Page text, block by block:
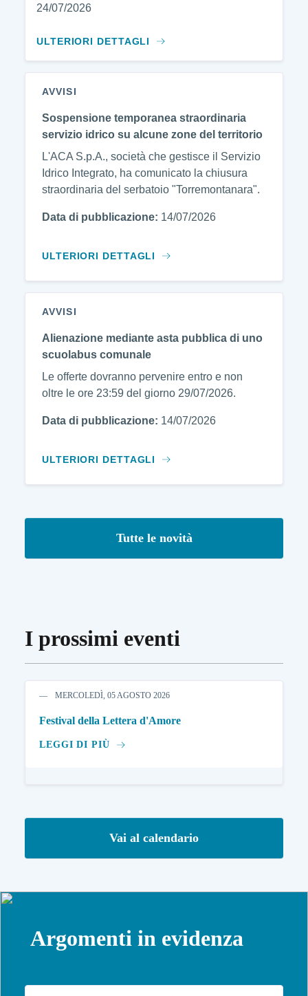
24/07/2026
ULTERIORI DETTAGLI
AVVISI
Sospensione temporanea straordinaria
servizio idrico su alcune zone del territorio
L'ACA S.p.A., società che gestisce il Servizio
Idrico Integrato, ha comunicato la chiusura
straordinaria del serbatoio "Torremontanara".
Data di pubblicazione: 14/07/2026
ULTERIORI DETTAGLI
AVVISI
Alienazione mediante asta pubblica di uno
scuolabus comunale
Le offerte dovranno pervenire entro e non
oltre le ore 23:59 del giorno 29/07/2026.
Data di pubblicazione: 14/07/2026
ULTERIORI DETTAGLI
Tutte le novità
I prossimi eventi
MERCOLEDÌ, 05 AGOSTO 2026
Festival della Lettera d'Amore
LEGGI DI PIÙ
Vai al calendario
Argomenti in evidenza